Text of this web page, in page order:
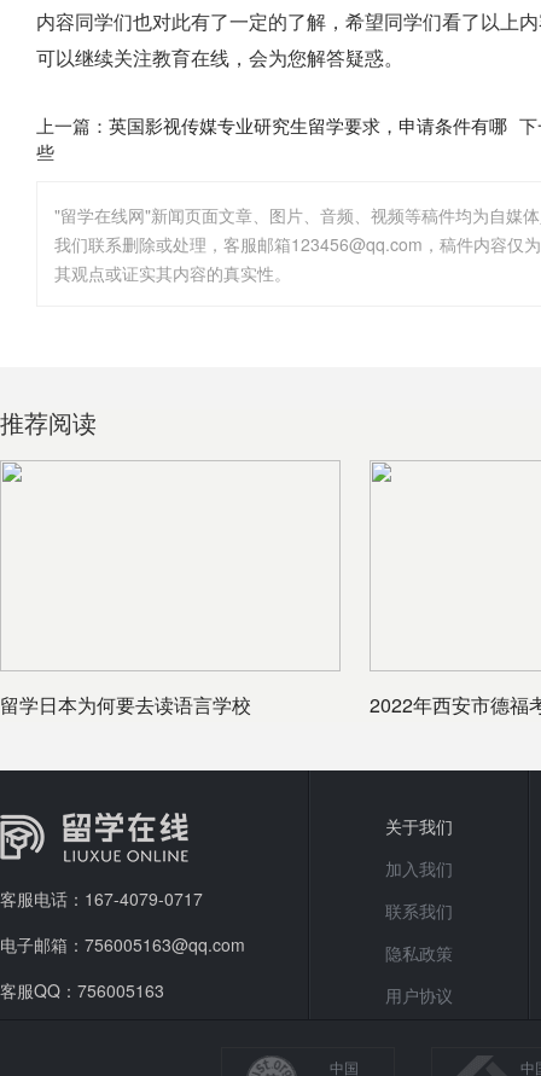
内容同学们也对此有了一定的了解，希望同学们看了以上
可以继续关注教育在线，会为您解答疑惑。
上一篇： 英国影视传媒专业研究生留学要求，申请条件有哪
些
"留学在线网"新闻页面文章、图片、音频、视频等稿件均为自媒
其观点或证实其内容的真实性。
推荐阅读
留学日本为何要去读语言学校
2022年西安市德福
客服电话：167-4079-0717
电子邮箱：756005163@qq.com
客服QQ：756005163
关于我们
加入我们
联系我们
隐私政策
用户协议
中国
中